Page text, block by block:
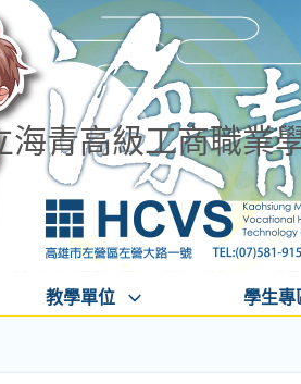
海青高級工商職業
教學單位 學生專